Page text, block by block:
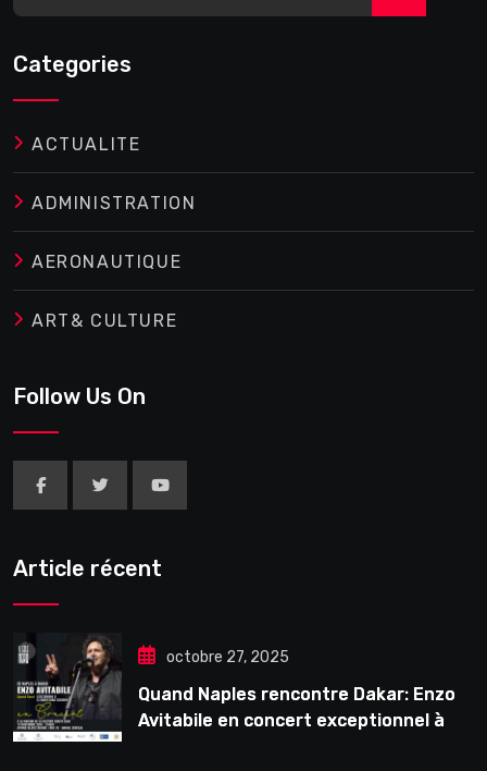
Categories
ACTUALITE
ADMINISTRATION
AERONAUTIQUE
ART& CULTURE
Follow Us On
Article récent
octobre 27, 2025
Quand Naples rencontre Dakar: Enzo
Avitabile en concert exceptionnel à